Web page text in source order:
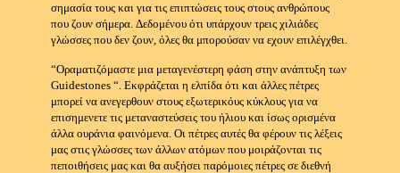
σημασία τους και για τις επιπτώσεις τους στους ανθρώπους
που ζουν σήμερα. Δεδομένου ότι υπάρχουν τρεις χιλιάδες
γλώσσες που δεν ζουν, όλες θα μπορούσαν να εχουν επιλέγχθει.
“Οραματιζόμαστε μια μεταγενέστερη φάση στην ανάπτυξη των
Guidestones “. Εκφράζεται η ελπίδα ότι και άλλες πέτρες
μπορεί να ανεγερθουν στους εξωτερικόυς κύκλους για να
επισημενετε τις μεταναστεύσεις του ήλιου και ίσως ορισμένα
άλλα ουράνια φαινόμενα. Οι πέτρες αυτές θα φέρουν τις λέξεις
μας στις γλώσσες των άλλων ατόμων που μοιράζονται τις
πεποιθήσεις μας και θα αυξήσει παρόμοιες πέτρες σε διεθνή